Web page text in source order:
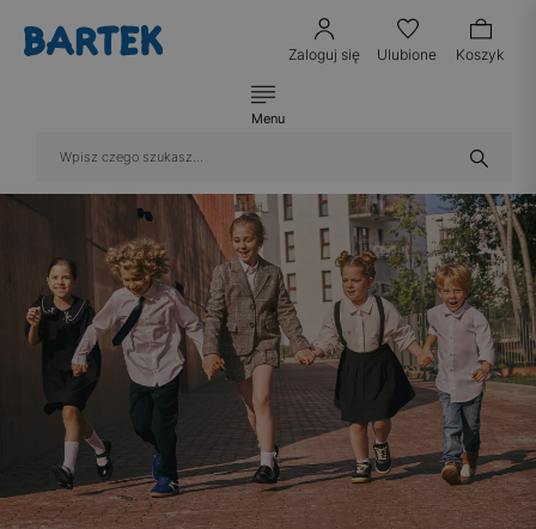
Zaloguj się Ulubione Koszyk
Menu